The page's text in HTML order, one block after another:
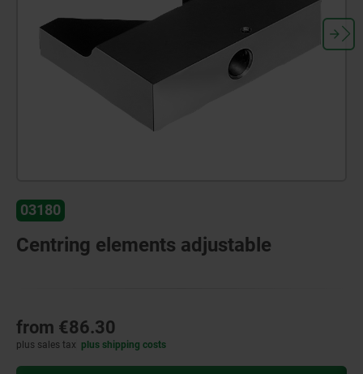
03180
Centring elements adjustable
from €86.30
plus sales tax plus shipping costs